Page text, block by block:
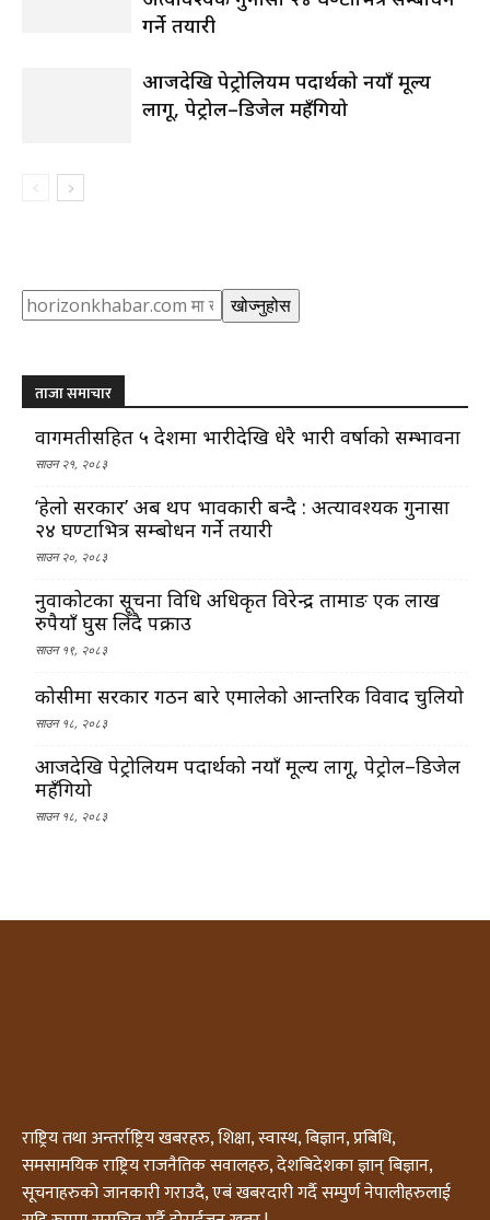
गर्ने तयारी
आजदेखि पेट्रोलियम पदार्थको नयाँ मूल्य
लागू, पेट्रोल–डिजेल महँगियो
Search खोज्नुहोस
ताजा समाचार
वागमतीसहित ५ प्रदेशमा भारीदेखि धेरै भारी वर्षाको सम्भावना
साउन २१, २०८३
‘हेलो सरकार’ अब थप प्रभावकारी बन्दै : अत्यावश्यक गुनासा
२४ घण्टाभित्र सम्बोधन गर्ने तयारी
साउन २०, २०८३
नुवाकोटका सूचना प्रविधि अधिकृत विरेन्द्र तामाङ एक लाख
रुपैयाँ घुस लिँदै पक्राउ
साउन १९, २०८३
कोसीमा सरकार गठन बारे एमालेको आन्तरिक विवाद चुलियो
साउन १८, २०८३
आजदेखि पेट्रोलियम पदार्थको नयाँ मूल्य लागू, पेट्रोल–डिजेल
महँगियो
साउन १८, २०८३
राष्ट्रिय तथा अन्तर्राष्ट्रिय खबरहरु, शिक्षा, स्वास्थ, बिज्ञान, प्रबिधि,
समसामयिक राष्ट्रिय राजनैतिक सवालहरु, देशबिदेशका ज्ञान् बिज्ञान,
सूचनाहरुको जानकारी गराउदै, एबं खबरदारी गर्दै सम्पुर्ण नेपालीहरुलाई